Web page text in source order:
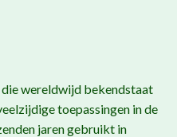
wereldwijd bekendstaat
toepassingen in de
jaren gebruikt in